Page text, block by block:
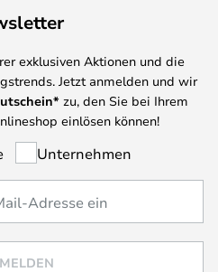
exklusiven Aktionen und die
Jetzt anmelden und wir
zu, den Sie bei Ihrem
einlösen können!
Unternehmen